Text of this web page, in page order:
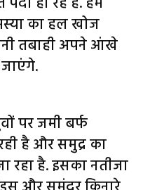
का हल खोज
तबाही अपने आंखे
पर जमी बर्फ
है और समुद्र का
रहा है. इसका नतीजा